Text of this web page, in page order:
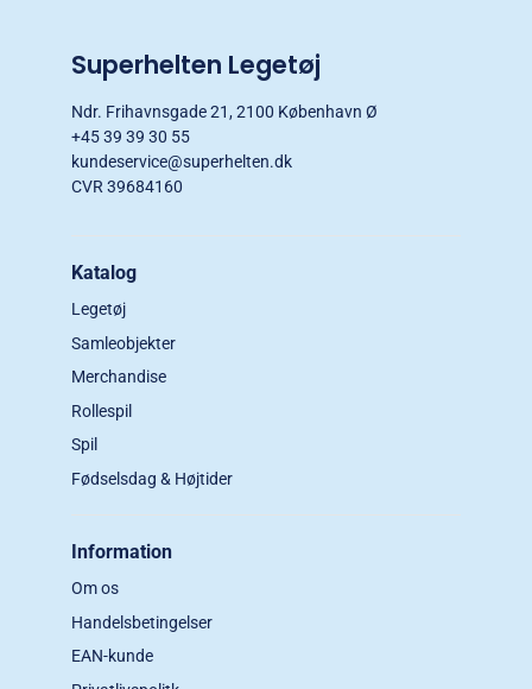
Superhelten Legetøj
Ndr. Frihavnsgade 21, 2100 København Ø
+45 39 39 30 55
kundeservice@superhelten.dk
CVR 39684160
Katalog
Legetøj
Samleobjekter
Merchandise
Rollespil
Spil
Fødselsdag & Højtider
Information
Om os
Handelsbetingelser
EAN-kunde